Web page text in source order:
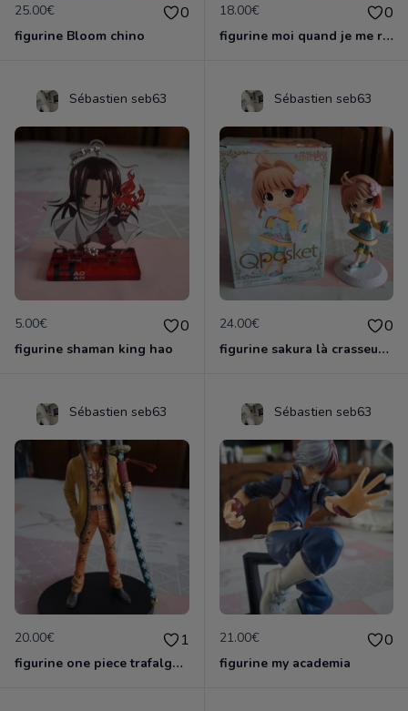
25.00€ 0
figurine Bloom chino
18.00€ 0
figurine moi quand je me reincarne en slime
Sébastien seb63
5.00€ 0
figurine shaman king hao
Sébastien seb63
24.00€ 0
figurine sakura là crasseuse de cartes
Sébastien seb63
20.00€ 1
figurine one piece trafalga law officielle
Sébastien seb63
21.00€ 0
figurine my academia